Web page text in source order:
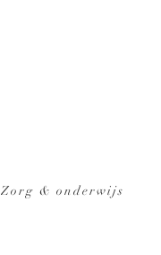
Zorg & onderwijs